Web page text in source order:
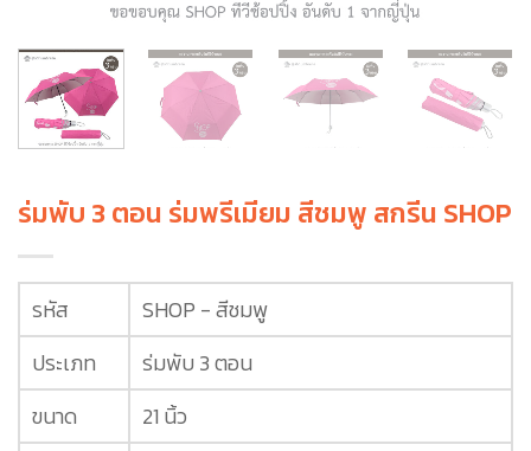
ร่มพับ 3 ตอน ร่มพรีเมียม สีชมพู สกรีน SHOP
รหัส
SHOP - สีชมพู
ประเภท
ร่มพับ 3 ตอน
ขนาด
21 นิ้ว